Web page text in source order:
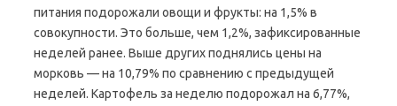
питания подорожали овощи и фрукты: на 1,5% в
совокупности. Это больше, чем 1,2%, зафиксированные
неделей ранее. Выше других поднялись цены на
морковь — на 10,79% по сравнению с предыдущей
неделей. Картофель за неделю подорожал на 6,77%,